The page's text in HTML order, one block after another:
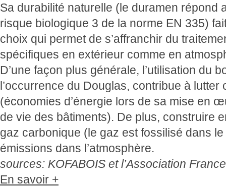
Sa durabilité naturelle (le duramen répond
risque biologique 3 de la norme EN 335)
choix qui permet de s’affranchir du
spécifiques en extérieur comme en
D’une façon plus générale, l’utilisation du
l’occurrence du Douglas, contribue à lutter
(économies d’énergie lors de sa mise en
de vie des bâtiments). De plus, construire
gaz carbonique (le gaz est fossilisé dans
émissions dans l’atmosphère.
sources: KOFABOIS et l’Association
En savoir +